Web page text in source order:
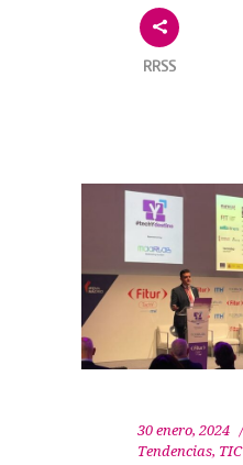
RRSS
30 enero, 2024
Tendencias, TIC